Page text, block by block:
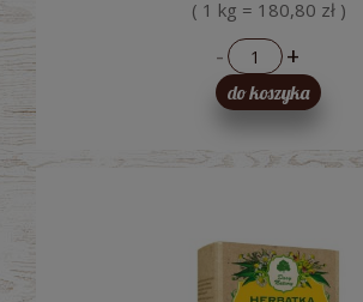
( 1 kg = 180,80 zł )
- +
do koszyka